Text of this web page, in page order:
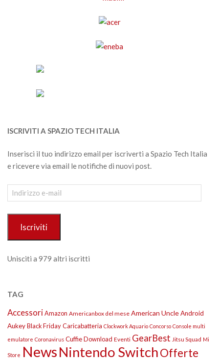
ISCRIVITI A SPAZIO TECH ITALIA
Inserisci il tuo indirizzo email per iscriverti a Spazio Tech Italia
e ricevere via email le notifiche di nuovi post.
Indirizzo
e-
Iscriviti
Unisciti a 979 altri iscritti
TAG
AccessoriAmazon Americanbox del mese American UncleAndroid
AukeyBlack FridayCaricabatteria Clockwork Aquario Concorso Console multi
emulatore Coronavirus CuffieDownload Eventi GearBest Jitsu Squad Mi
Store NewsNintendo SwitchOfferte